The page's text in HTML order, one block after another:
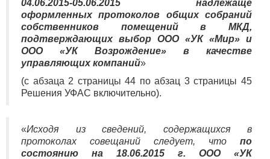
04.06.2015-05.06.2015 надлежаще
оформленных протоколов общих собраний
собственников помещений в МКД,
подтверждающих выбор ООО «УК «Мир» и
ООО «УК Возрождение» в качестве
управляющих компаний»
(с абзаца 2 страницы 44 по абзац 3 страницы 45
Решения УФАС включительно).
«Исходя из сведений, содержащихся в
протоколах совещаний следует, что по
состоянию на 18.06.2015 г. ООО «УК